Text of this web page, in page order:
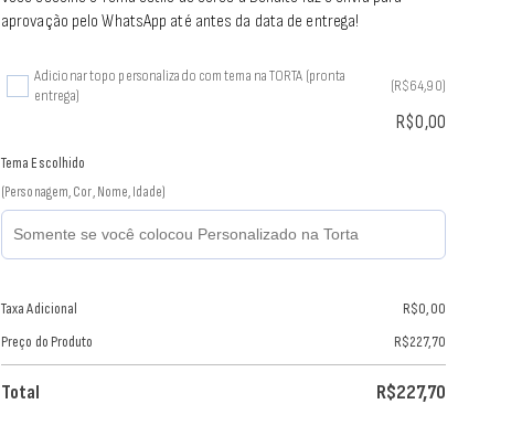
aprovação pelo WhatsApp até antes da data de entrega!
Adicionar topo personalizado com tema na TORTA (pronta
entrega)
(R$64,90)
R$0,00
Tema Escolhido
(Personagem, Cor, Nome, Idade)
Taxa Adicional R$0,00
Preço do Produto
R$227,70
Total R$227,70